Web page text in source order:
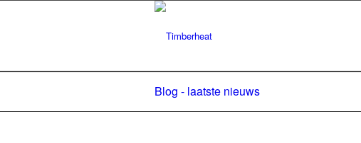
Blog - laatste nieuws